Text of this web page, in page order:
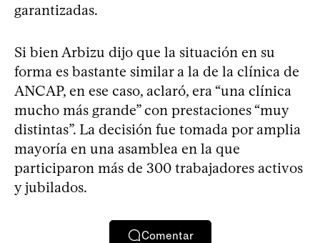
garantizadas.
Si bien Arbizu dijo que la situación en su
forma es bastante similar a la de la clínica de
ANCAP, en ese caso, aclaró, era “una clínica
mucho más grande” con prestaciones “muy
distintas”. La decisión fue tomada por amplia
mayoría en una asamblea en la que
participaron más de 300 trabajadores activos
y jubilados.
Comentar